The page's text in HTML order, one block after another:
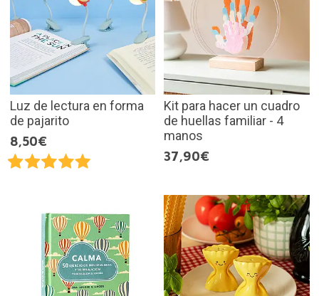
Luz de lectura en forma
de pajarito
8,50€
Kit para hacer un cuadro
de huellas familiar - 4
manos
37,90€